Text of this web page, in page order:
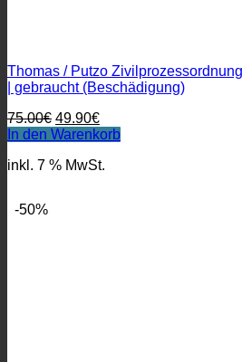
Thomas / Putzo
| gebraucht (Beschädigung)
75.00€ Ursprünglicher
Preis
75.00€
49.90€Aktueller
Preis
49.90€.
In den Warenkorb
inkl. 7 % MwSt.
-50%